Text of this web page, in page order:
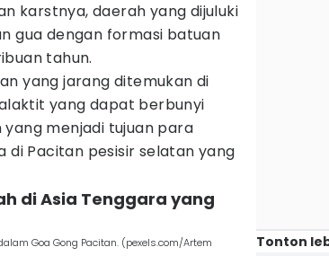
karstnya, daerah yang dijuluki
gua dengan formasi batuan
tahun.
yang jarang ditemukan di
yang dapat berbunyi
menjadi tujuan para
di Pacitan pesisir selatan yang
di Asia Tenggara yang
Goa Gong Pacitan. (pexels.com/Artem
Tonton